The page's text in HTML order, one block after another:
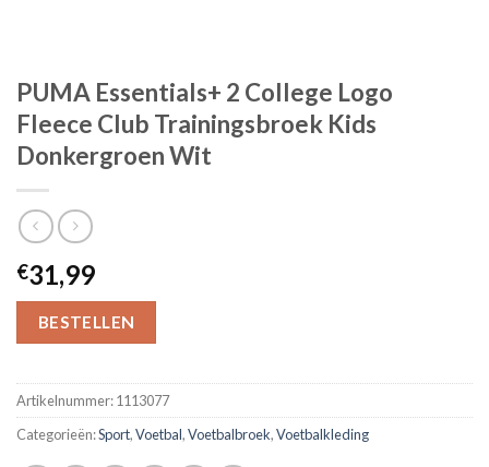
PUMA Essentials+ 2 College Logo
Fleece Club Trainingsbroek Kids
Donkergroen Wit
€31,99
BESTELLEN
Artikelnummer:1113077
Categorieën:Sport,Voetbal,Voetbalbroek,Voetbalkleding